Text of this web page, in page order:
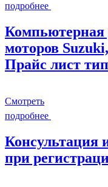
подробнее
Компьютерная
моторов
Прайс лист
Смотреть
подробнее
Консультация
при